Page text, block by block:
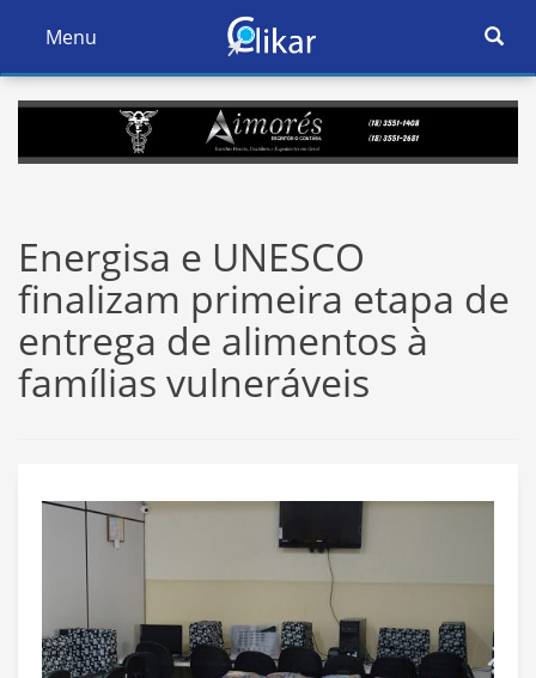
Ativar
Navegação
Menu
Ativar
Energisa e UNESCO
finalizam primeira etapa de
entrega de alimentos à
famílias vulneráveis